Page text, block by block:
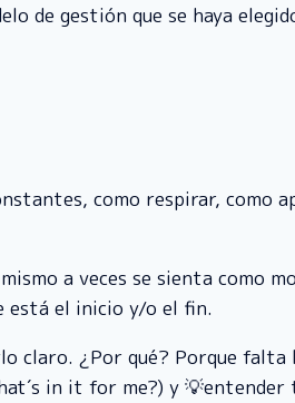
de gestión que se haya
como respirar, como
a veces se sienta como
está el inicio y/o el fin.
claro. ¿Por qué? Porque
in it for me?) y 💡entender